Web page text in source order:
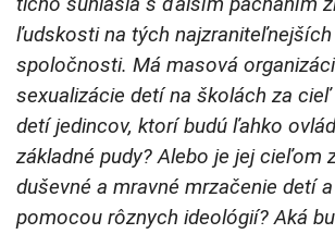
ľudskosti na tých
spoločnosti. Má masová
sexualizácie detí na školách za
detí jedincov, ktorí budú ľahko
základné pudy? Alebo je jej cieľom
duševné a mravné mrzačenie detí
pomocou rôznych ideológií? Aká